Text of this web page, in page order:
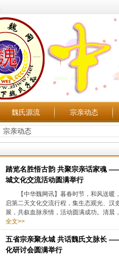
魏氏源流 宗亲动态
宗亲动态
踏览名胜悟古韵 共聚宗亲话家魂
城文化交流活动圆满举行
【中华魏网讯】暮春时节，和风送
启第二天文化交流行程，集生态观光、
展，共叙血脉亲情，活动圆满成功。清晨
全文>>
五省宗亲聚永城 共话魏氏文脉长
化研讨会圆满举行